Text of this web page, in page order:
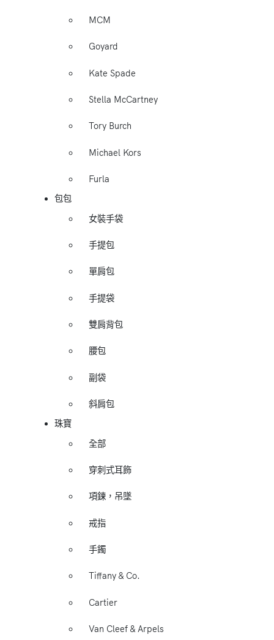
MCM
Goyard
Kate Spade
Stella McCartney
Tory Burch
Michael Kors
Furla
包包
女裝手袋
手提包
單肩包
手提袋
雙肩背包
腰包
副袋
斜肩包
珠寶
全部
穿刺式耳飾
項鍊，吊墜
戒指
手鐲
Tiffany & Co.
Cartier
Van Cleef & Arpels